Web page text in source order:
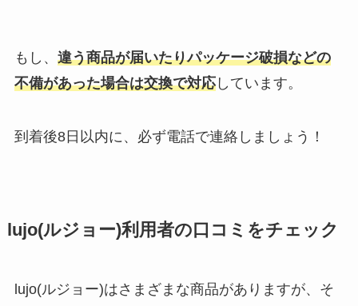
もし、 違う商品が届いたりパッケージ破損などの
不備があった場合は交換で対応しています。
到着後8日以内に、必ず電話で連絡しましょう！
lujo(ルジョー)利用者の口コミをチェック
lujo(ルジョー)はさまざまな商品がありますが、そ